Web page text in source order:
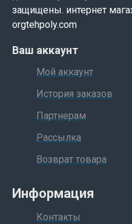
защищены. интернет
orgtehpoly.com
Ваш аккаунт
Мой аккаунт
История заказов
Партнерам
Рассылка
Возврат товара
Информация
Контакты